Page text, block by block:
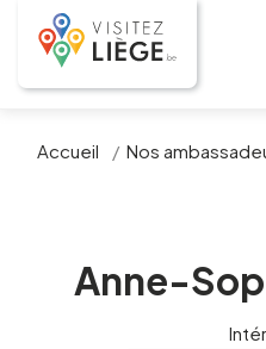
Prepare my stay
Accueil / Nos
Anne-